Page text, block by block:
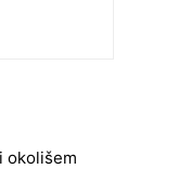
okolišem